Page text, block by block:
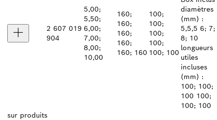
2 607 019
904
5,00;
5,50;
6,00;
7,00;
8,00;
10,00
160;
160;
160;
160;
160; 160
100;
100;
100;
100;
100; 100
diamètres
(mm) :
5,5,5 6; 7;
8; 10
longueurs
utiles
incluses
(mm) :
100; 100;
100 100;
100; 100
sur produits